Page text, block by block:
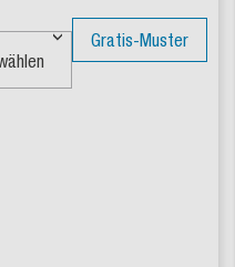
Gratis-Muster